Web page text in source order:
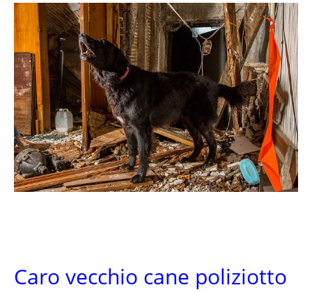
Caro vecchio cane poliziotto